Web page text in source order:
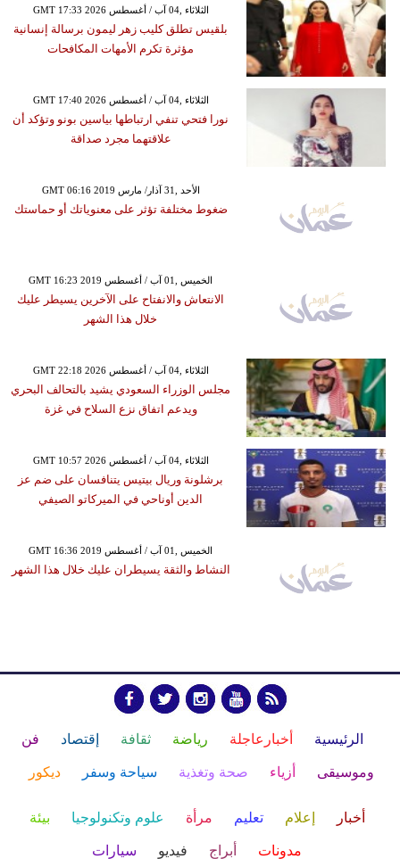
GMT 17:33 2026 الثلاثاء ,04 آب / أغسطس
بلقيس تطلق كليب زهر ليمون برسالة إنسانية
مؤثرة تكرم الأمهات المكافحات
GMT 17:40 2026 الثلاثاء ,04 آب / أغسطس
نورا فتحي تنفي ارتباطها بياسين بونو وتؤكد أن
علاقتهما مجرد صداقة
GMT 06:16 2019 الأحد ,31 آذار/ مارس
ضغوط مختلفة تؤثر على معنوياتك أو حماستك
GMT 16:23 2019 الخميس ,01 آب / أغسطس
الانتعاش والانفتاح على الآخرين يسيطر عليك
خلال هذا الشهر
GMT 22:18 2026 الثلاثاء ,04 آب / أغسطس
مجلس الوزراء السعودي يشيد بالتحالف البحري
ويدعم اتفاق نزع السلاح في غزة
GMT 10:57 2026 الثلاثاء ,04 آب / أغسطس
برشلونة وريال بيتيس يتنافسان على ضم عز
الدين أوناحي في الميركاتو الصيفي
GMT 16:36 2019 الخميس ,01 آب / أغسطس
النشاط والثقة يسيطران عليك خلال هذا الشهر
الرئيسية أخبارعاجلة رياضة ثقافة إقتصاد فن
وموسيقى أزياء صحة وتغذية سياحة وسفر ديكور
أخبار إعلام تعليم مرأة علوم وتكنولوجيا بيئة
مدونات أبراج فيديو سيارات